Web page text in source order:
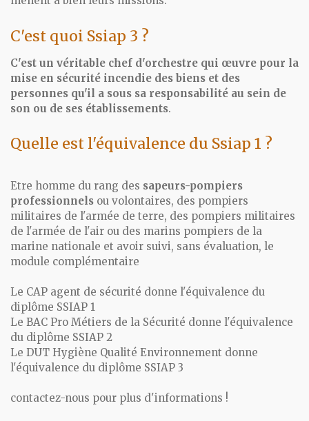
C'est quoi Ssiap 3 ?
C'est un véritable chef d'orchestre qui œuvre pour la
mise en sécurité incendie des biens et des
personnes qu'il a sous sa responsabilité au sein de
son ou de ses établissements.
Quelle est l'équivalence du Ssiap 1 ?
Etre homme du rang des sapeurs-pompiers
professionnels ou volontaires, des pompiers
militaires de l'armée de terre, des pompiers militaires
de l'armée de l'air ou des marins pompiers de la
marine nationale et avoir suivi, sans évaluation, le
module complémentaire
Le CAP agent de sécurité donne l'équivalence du
diplôme SSIAP 1
Le BAC Pro Métiers de la Sécurité donne l'équivalence
du diplôme SSIAP 2
Le DUT Hygiène Qualité Environnement donne
l'équivalence du diplôme SSIAP 3
contactez-nous pour plus d'informations !